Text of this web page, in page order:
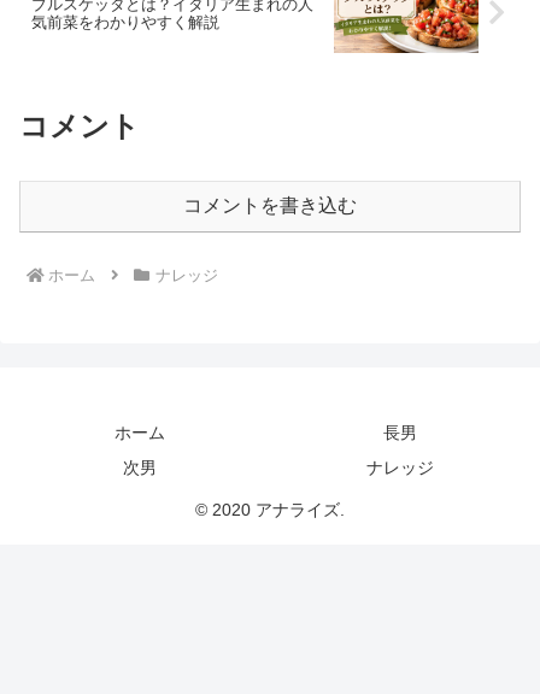
ブルスケッタとは？イタリア生まれの人
気前菜をわかりやすく解説
コメント
コメントを書き込む
ホーム ナレッジ
ホーム
長男
次男
ナレッジ
© 2020 アナライズ.